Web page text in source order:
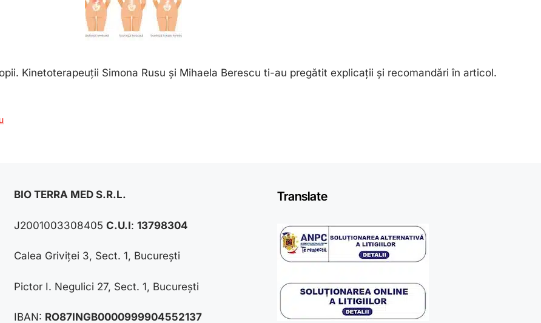
Kinetoterapeuții Simona Rusu și Mihaela Berescu ti-au pregătit explicații și recomandări în articol.
BIO TERRA MED S.R.L.
J2001003308405 C.U.I: 13798304
Calea Griviței 3, Sect. 1, București
Pictor I. Negulici 27, Sect. 1, București
IBAN: RO87INGB0000999904552137
Translate